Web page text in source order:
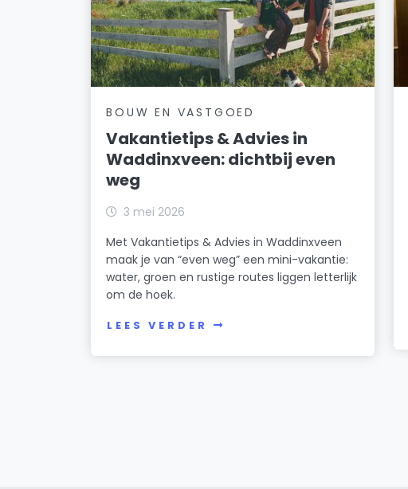
BOUW EN VASTGOED
Vakantietips & Advies in
Waddinxveen: dichtbij even
weg
3 mei 2026
Met Vakantietips & Advies in Waddinxveen
maak je van “even weg” een mini-vakantie:
water, groen en rustige routes liggen letterlijk
om de hoek.
LEES VERDER